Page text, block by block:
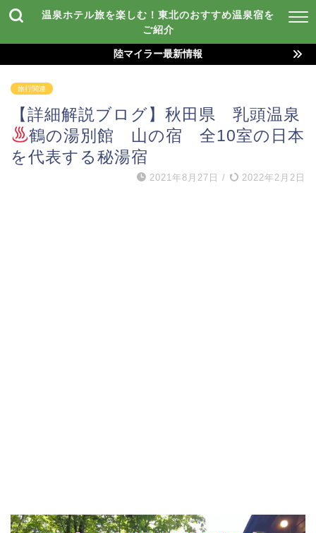
温泉ホテル旅を楽しむ！東北のおすすめ温泉宿を
ご紹介
陸マイラー最新情報
旅行関連
【詳細解説ブログ】秋田県 乳頭温泉
鶴の湯別館 山の宿 全10室の日本
を代表する秘湯宿
2021年8月27日 / 2022年2月2日